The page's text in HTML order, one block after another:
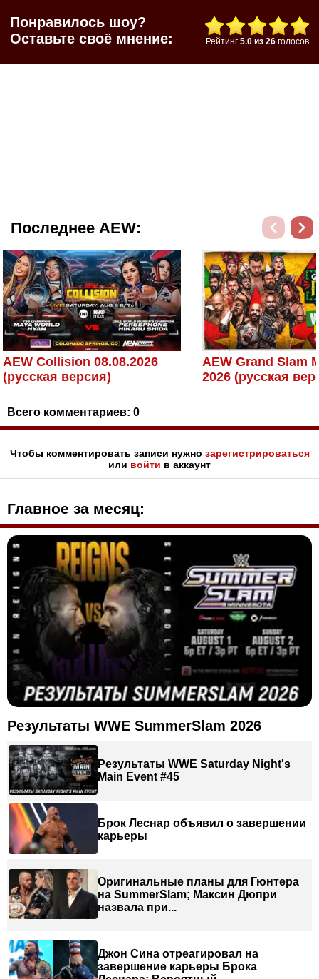
Понравилось шоу?
Оставьте своё мнение:
Рейтинг 5.0 из 26голосов
Последнее AEW:
AEW Collision 08.08.2026
(русская версия)
AEW Grand Slam
2026 (русская
Всего комментариев: 0
Чтобы комментировать записи нужно зарегистрироваться
или войти в аккаунт
Главное за месяц:
Результаты WWE SummerSlam 2026
Результаты WWE Saturday Night's
Main Event #45
Брок Леснар объявил о завершении
карьеры
Оригинальные планы для Гюнтера
на SummerSlam; Максин Дюпри
назвала при...
Джон Сина отреагировал на
завершение карьеры Брока